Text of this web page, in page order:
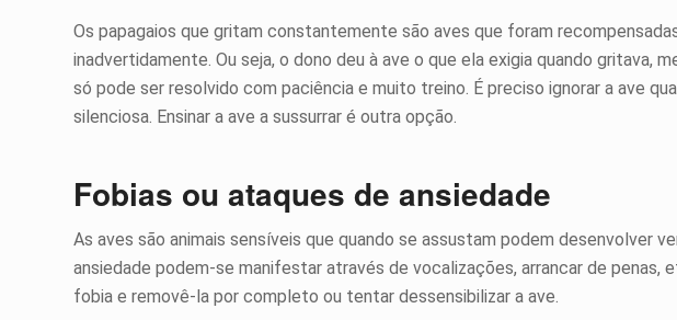
Os papagaios que gritam constantemente são aves que foram
inadvertidamente. Ou seja, o dono deu à ave o que ela exigia quando gritava,
só pode ser resolvido com paciência e muito treino. É preciso ignorar a ave
silenciosa. Ensinar a ave a sussurrar é outra opção.
Fobias ou ataques de ansiedade
As aves são animais sensíveis que quando se assustam podem desenvolver
ansiedade podem-se manifestar através de vocalizações, arrancar de penas,
fobia e removê-la por completo ou tentar dessensibilizar a ave.